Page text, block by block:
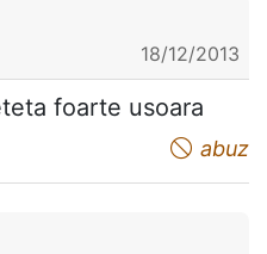
18/12/2013
foarte usoara
abuz